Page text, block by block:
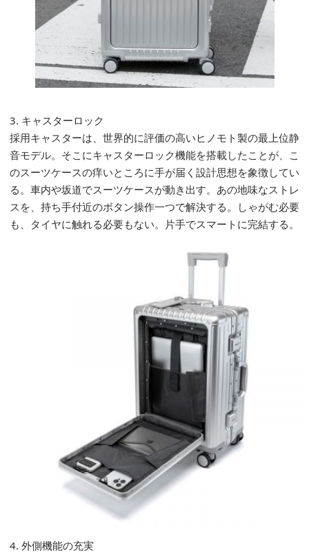
3. キャスターロック
採用キャスターは、世界的に評価の高いヒノモト製の最上位静
音モデル。そこにキャスターロック機能を搭載したことが、こ
のスーツケースの痒いところに手が届く設計思想を象徴してい
る。車内や坂道でスーツケースが動き出す。あの地味なストレ
スを、持ち手付近のボタン操作一つで解決する。しゃがむ必要
も、タイヤに触れる必要もない。片手でスマートに完結する。
4. 外側機能の充実